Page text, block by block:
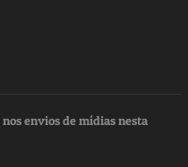
envios de mídias nesta